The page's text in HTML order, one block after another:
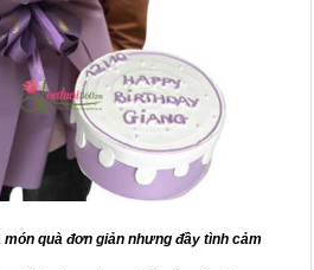
món quà đơn giản nhưng đầy tình cảm